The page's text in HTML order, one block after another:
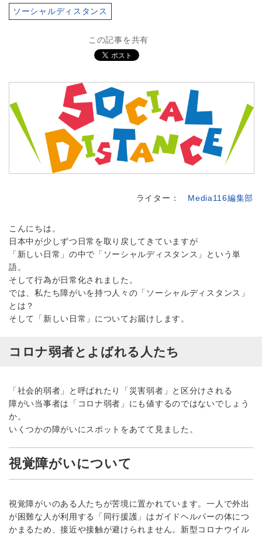
ソーシャルディスタンス
この記事を共有
ライター： Media116編集部
こんにちは。
日本中が少しずつ日常を取り戻してきていますが
「新しい日常」の中で「ソーシャルディスタンス」という単
語。
そして行為が日常化されました。
では、私たち障がいを持つ人々の「ソーシャルディスタンス」
とは？
そして「新しい日常」についてお届けします。
コロナ弱者とよばれる人たち
「社会的弱者」と呼ばれたり「災害弱者」と区分けされる
障がい当事者は「コロナ弱者」にも値するのではないでしょう
か。
いくつかの障がいにスポットをあてて見ました。
視覚障がいについて
視覚障がいのある人たちが苦境に置かれています。一人で外出
が困難な人が利用する「同行援護」はガイドヘルパーの体につ
かまるため、接近や接触が避けられません。新型コロナウイル